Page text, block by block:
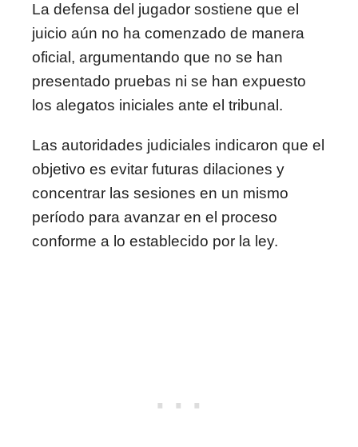
La defensa del jugador sostiene que el
juicio aún no ha comenzado de manera
oficial, argumentando que no se han
presentado pruebas ni se han expuesto
los alegatos iniciales ante el tribunal.
Las autoridades judiciales indicaron que el
objetivo es evitar futuras dilaciones y
concentrar las sesiones en un mismo
período para avanzar en el proceso
conforme a lo establecido por la ley.